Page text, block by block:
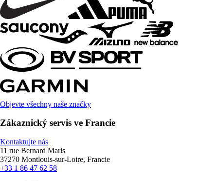
Objevte všechny naše značky
Zákaznický servis ve Francie
Kontaktujte nás
11 rue Bernard Maris
37270 Montlouis-sur-Loire, Francie
+33 1 86 47 62 58